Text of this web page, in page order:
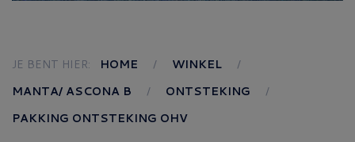
JE BENT HIER: HOME
WINKEL
MANTA/ ASCONA B
ONTSTEKING
PAKKING ONTSTEKING OHV